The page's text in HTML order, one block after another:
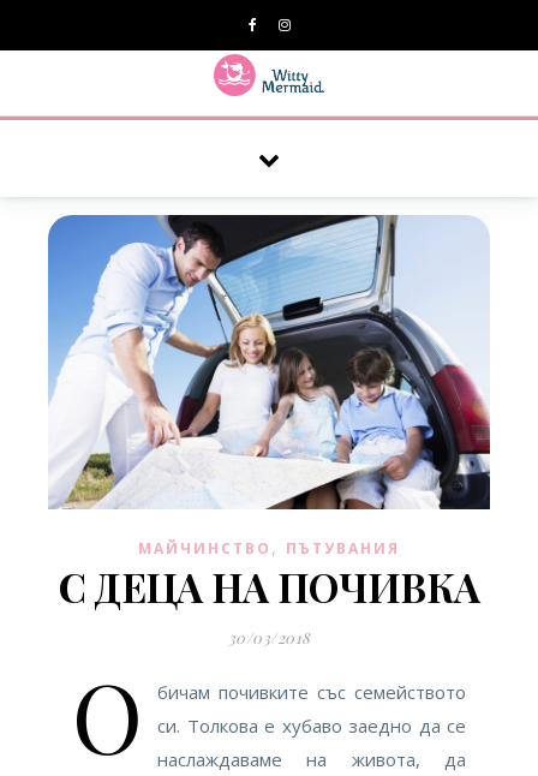
МАЙЧИНСТВО , ПЪТУВАНИЯ
С ДЕЦА НА ПОЧИВКА
30/03/2018
О
бичам почивките със семейството
си. Толкова е хубаво заедно да се
наслаждаваме на живота, да